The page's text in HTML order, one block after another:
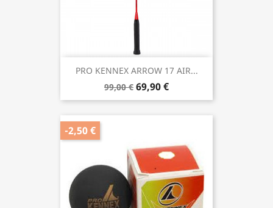
PRO KENNEX ARROW 17 AIR...
99,00 € 69,90 €
-2,50 €